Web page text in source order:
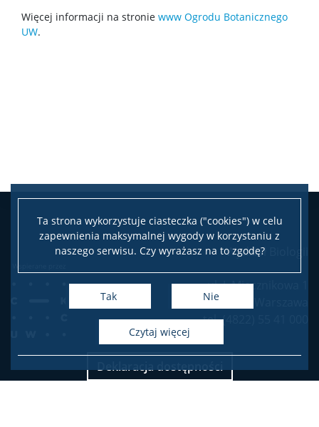
Ta strona wykorzystuje ciasteczka ("cookies") w celu
zapewnienia maksymalnej wygody w korzystaniu z
naszego serwisu. Czy wyrażasz na to zgodę?
Tak Nie
czytaj więcej
Więcej informacji na stronie www Ogrodu Botanicznego
UW.
Wydział Biologii
ul. I. Miecznikowa 1
02-096 Warszawa
tel. (4822) 55 41 000
Deklaracja dostępności